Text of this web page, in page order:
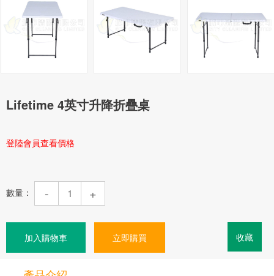
Lifetime 4英寸升降折疊桌
登陸會員查看價格
數量： - +
加入購物車 立即購買 收藏